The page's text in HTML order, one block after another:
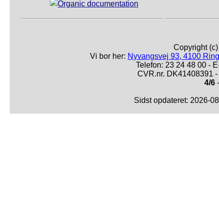
Copyright
Vi bor her: Nyvangsvej 93, 4100
Telefon: 23 24 48 00 -
CVR.nr. DK41408391
4/6
Sidst opdateret: 2026-